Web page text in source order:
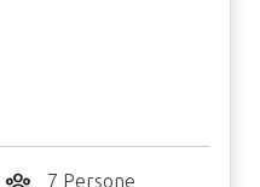
7 Persone